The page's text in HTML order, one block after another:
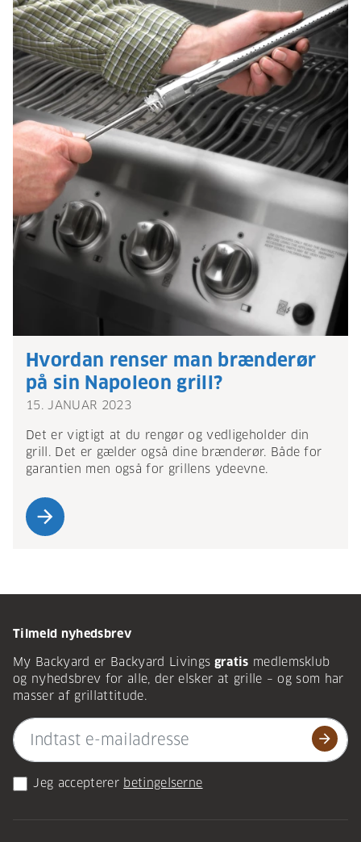
Hvordan renser man brænderør
på sin Napoleon grill?
15. JANUAR 2023
Det er vigtigt at du rengør og vedligeholder din
grill. Det er gælder også dine brænderør. Både for
garantien men også for grillens ydeevne.
arrow_forward
Tilmeld nyhedsbrev
My Backyard er Backyard Livings gratis medlemsklub
og nyhedsbrev for alle, der elsker at grille – og som har
masser af grillattitude.
arrow_forward
Jeg accepterer betingelserne